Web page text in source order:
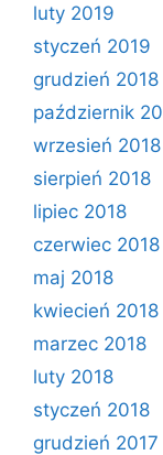
luty 2019
styczeń 2019
grudzień 2018
październik
wrzesień 2018
sierpień 2018
lipiec 2018
czerwiec 2018
maj 2018
kwiecień 2018
marzec 2018
luty 2018
styczeń 2018
grudzień 2017